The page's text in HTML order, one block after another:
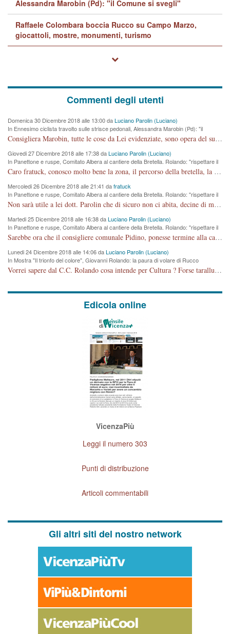
Alessandra Marobin (Pd): "il Comune si svegli"
Raffaele Colombara boccia Rucco su Campo Marzo,
giocattoli, mostre, monumenti, turismo
Commenti degli utenti
Domenica 30 Dicembre 2018 alle 13:00 daLuciano Parolin (Luciano)
In Ennesimo ciclista travolto sulle strisce pedonali, Alessandra Marobin (Pd): "il
Comune si svegli"
Consigliera Marobin, tutte le cose da Lei evidenziate, sono opera del suo ex Assessore e compagno di Partito Antonio Marco Dalla Pozza Assessore alla "progettazione" di piste ciclabili e altre porcherie. A lui manderei il conto da saldare per incidenti e danni alle persone. E' ora che "finiamola." Avete perso rassegnatevi. qui IL SINDACO RUCCO NON C'ENTRA PER NIENTE. CAPITO!!!!!!!! Amen.
Giovedi 27 Dicembre 2018 alle 17:38 daLuciano Parolin (Luciano)
In Panettone e ruspe, Comitato Albera al cantiere della Bretella. Rolando: "rispettare il
cronoprogramma"
Caro fratuck, conosco molto bene la zona, il percorso della bretella, la situazione dei cittadini, abito in Viale Trento. A partire dal 2003 ho partecipato al Comitato di Maddalene pro bretella, e a riunioni propositive per apportare modifiche al progetto. Numerose mie foto del territorio sono arrivate a Roma, altri miei interventi (non graditi dalla Sx) sono stati pubblicati dal GdV, assieme ad altri come Ciro Asproso, ora favorevole alla bretella. Ho partecipato alla raccolta firme per la chiusura della strada x 5 giorni eseguita dal Sindaco Hullwech per sforamento 180 Micro/g. Pertanto come impegno per la tematica sono apposto con la coscienza. Ora il Progetto è partito, fine! Voglio dire che la nuova Giunta "comunale" non c'entra più. L'opera sarà "malauguratamente" eseguita, ma non con il mio placet. Il Consigliere Comunale dovrebbe capire che la campagna elettorale è finita, con buona pace di tutti. Quello che invece dovrebbe interessare è la proprietà della strada, dall'uscita autostradale Ovest, sino alla Rotatoria dell'Albara, vi sono tre possessori: Autostrade SpA; La Provincia, il Comune. Come la mettiamo per il futuro ? I costi, da 50 sono saliti a 100 milioni di € come dire 20 milioni a KM (!) da non credere. Comunque si farà. Ma nessuno canti Vittoria, anzi meglio non farne un ulteriore fatto "partitico" per questioni elettorali o di seggio. Se mi manda la sua mail, sono disponibile ad inviare i documenti e le foto sopra descritte. Con ossequi, Luciano Parolin
Mercoledi 26 Dicembre 2018 alle 21:41 dafratuck
In Panettone e ruspe, Comitato Albera al cantiere della Bretella. Rolando: "rispettare il
cronoprogramma"
Non sarà utile a lei dott. Parolin che di sicuro non ci abita, decine di migliaia di TIR, automobili e padroncini che passano quotidianamente per una strada appena rotabile, non è più possibile stendere i panni, attraversare la strada senza rischiare la morte, le case stanno crepando, i tempi sono cambiati e la bretella non passerà assolutamente per maddalene (ma cosa sta a dire?!), dia invece responsabilità a chi ha costruito tagliando la strada che doveva invece terminare a isola vicentina e non al moracchino lasciando Motta di Costabissara ancora in panne di traffico. I tempi sono cambiati dottore e se l'anagrafe della vita stagna nell'essere umano impressioni conservatrici, la società non le considera perchè va avanti, si industrializza e ha bisogno di infrastrutture e di sviluppo. Ultima considerazione, se è geloso di Rolando perchè vede in lui solo campagne politiche mentre si difendono i SOLI diritti dei cittadini, la preghiamo faccia considerazioni più appropriate. Saluti e complimenti per i suoi scritti.
Martedi 25 Dicembre 2018 alle 16:38 daLuciano Parolin (Luciano)
In Panettone e ruspe, Comitato Albera al cantiere della Bretella. Rolando: "rispettare il
cronoprogramma"
Sarebbe ora che il consigliere comunale Pidino, ponesse termine alla campagna elettorale nel territorio del suo seggio Villaggio del Sole. La tiraca è iniziata, distruggerà 6 km di prateria ovest della città, ricca di fonti e sorgenti d'acqua. I cittadini di Maddalene non avranno più Pace la notte. Molta colpa per la costruzione di questa Strada è proprio del signor Rolando,dei suoi gazebo mobili e che vuol far passare questa opera VANDALICA come progetto "utile" a chi ? Non è cosa seria sig. Rolando!
Lunedi 24 Dicembre 2018 alle 14:06 daLuciano Parolin (Luciano)
In Mostra "Il trionfo del colore", Giovanni Rolando: la paura di volare di Rucco
Vorrei sapere dal C.C. Rolando cosa intende per Cultura ? Forse tarallucci, vino e sagre, o spaghetti tricolori del PD ? Il continuo (s)parlare della mostra a Palazzo Chiericati caro consigliere DANNEGGIA FORTEMENTE l'immagine della città TUTTA e fa deviare i consensi che in RUSSIA (badi bene ex U.R.S.S.) sono ECCELLENTI. A livello artistico l'evento è di alta Valenza culturale, COMPITO di Tutta la Cittadinanza fare il possibile per propagandare l'iniziativa senza farne UN CASO PARTITICO come fa Lei da sempre. Meno Gazebo + Partecipazione! E così sia. Amen.
Edicola online
VicenzaPiù
Leggi il numero 303
Punti di distribuzione
Articoli commentabili
Gli altri siti del nostro network